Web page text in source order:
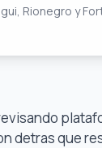
Rionegro y
detras que